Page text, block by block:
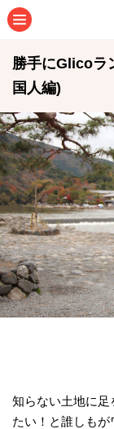
勝手にGlicoラ
国人編)
知らない土地に足
たい！と誰しも